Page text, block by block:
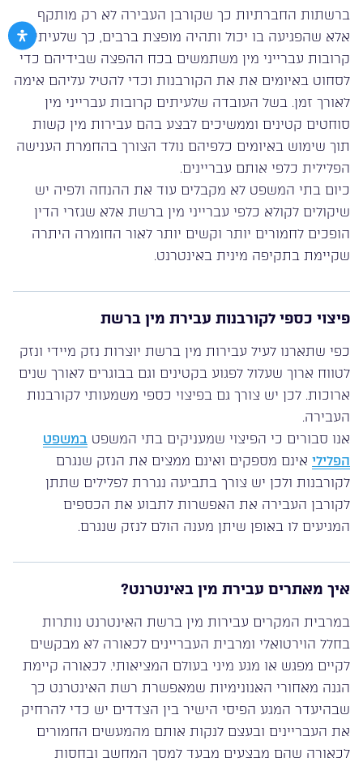
ברשתות החברתיות כך שקורבן העבירה לא רק מותקף
אלא שהפגיעה בו יכול ותהיה מופצת ברבים, כך שלעיתים
קרובות עברייני מין משתמשים בכח ההפצה שבידיהם כדי
לסחוט באיומים את את הקורבנות וכדי להטיל עליהם אימה
לאורך זמן. בשל העובדה שלעיתים קרובות עברייני מין
סוחטים קטינים וממשיכים לבצע בהם עבירות מין קשות
תוך שימוש באיומים כלפיהם נולד הצורך בהחמרת הענישה
הפלילית כלפי אותם עבריינים.
כיום בתי המשפט לא מקבלים עוד את ההנחה ולפיה יש
שיקולים לקולא כלפי עברייני מין ברשת אלא שגזרי הדין
הופכים לחמורים יותר וקשים יותר לאור החומרה היתרה
שקיימת בתקיפה מינית באינטרנט.
פיצוי כספי לקורבנות עבירת מין ברשת
כפי שתארנו לעיל עבירות מין ברשת יוצרות נזק מיידי ונזק
לטווח ארוך שעלול לפגוע בקטינים וגם בבוגרים לאורך שנים
ארוכות. לכן יש צורך גם בפיצוי כספי משמעותי לקורבנות
העבירה.
אנו סבורים כי הפיצוי שמעניקים בתי המשפט במשפט
הפלילי אינם מספקים ואינם ממצים את הנזק שנגרם
לקורבנות ולכן יש צורך בתביעה נגררת לפלילים שתתן
לקורבן העבירה את האפשרות לתבוע את הכספים
המגיעים לו באופן שיתן מענה הולם לנזק שנגרם.
איך מאתרים עבירת מין באינטרנט?
במרבית המקרים עבירות מין ברשת האינטרנט נותרות
בחלל הוירטואלי ומרבית העבריינים לכאורה לא מבקשים
לקיים מפגש או מגע מיני בעולם המציאותי. לכאורה קיימת
הגנה מאחורי האנונימיות שמאפשרת רשת האינטרנט כך
שבהיעדר המגע הפיסי הישיר בין הצדדים יש כדי להרחיק
את העבריינים ובעצם לנקות אותם מהמעשים החמורים
לכאורה שהם מבצעים מבעד למסך המחשב ובחסות